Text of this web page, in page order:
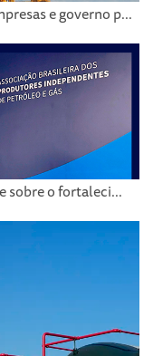
e governo p...
sobre o fortaleci...